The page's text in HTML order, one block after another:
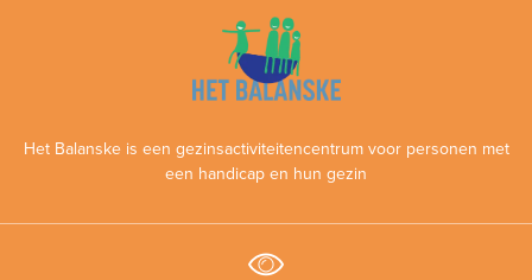
Het Balanske is een gezinsactiviteitencentrum voor personen met
een handicap en hun gezin